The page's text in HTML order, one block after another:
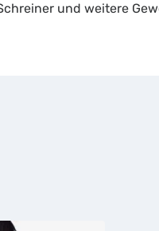
und weitere